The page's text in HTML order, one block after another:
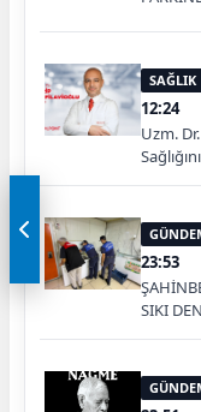
SAĞLIK
12:24
Uzm.
23:53
SIKI